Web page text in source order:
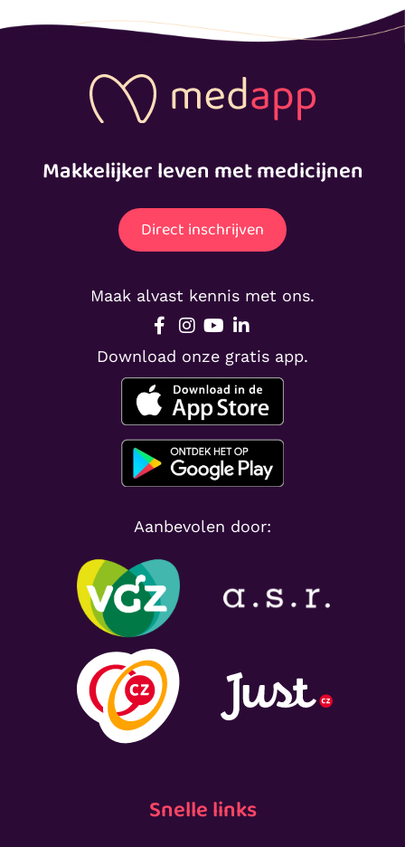
Makkelijker leven met medicijnen
Direct inschrijven
Maak alvast kennis met ons.
Download onze gratis app.
Aanbevolen door:
Snelle links